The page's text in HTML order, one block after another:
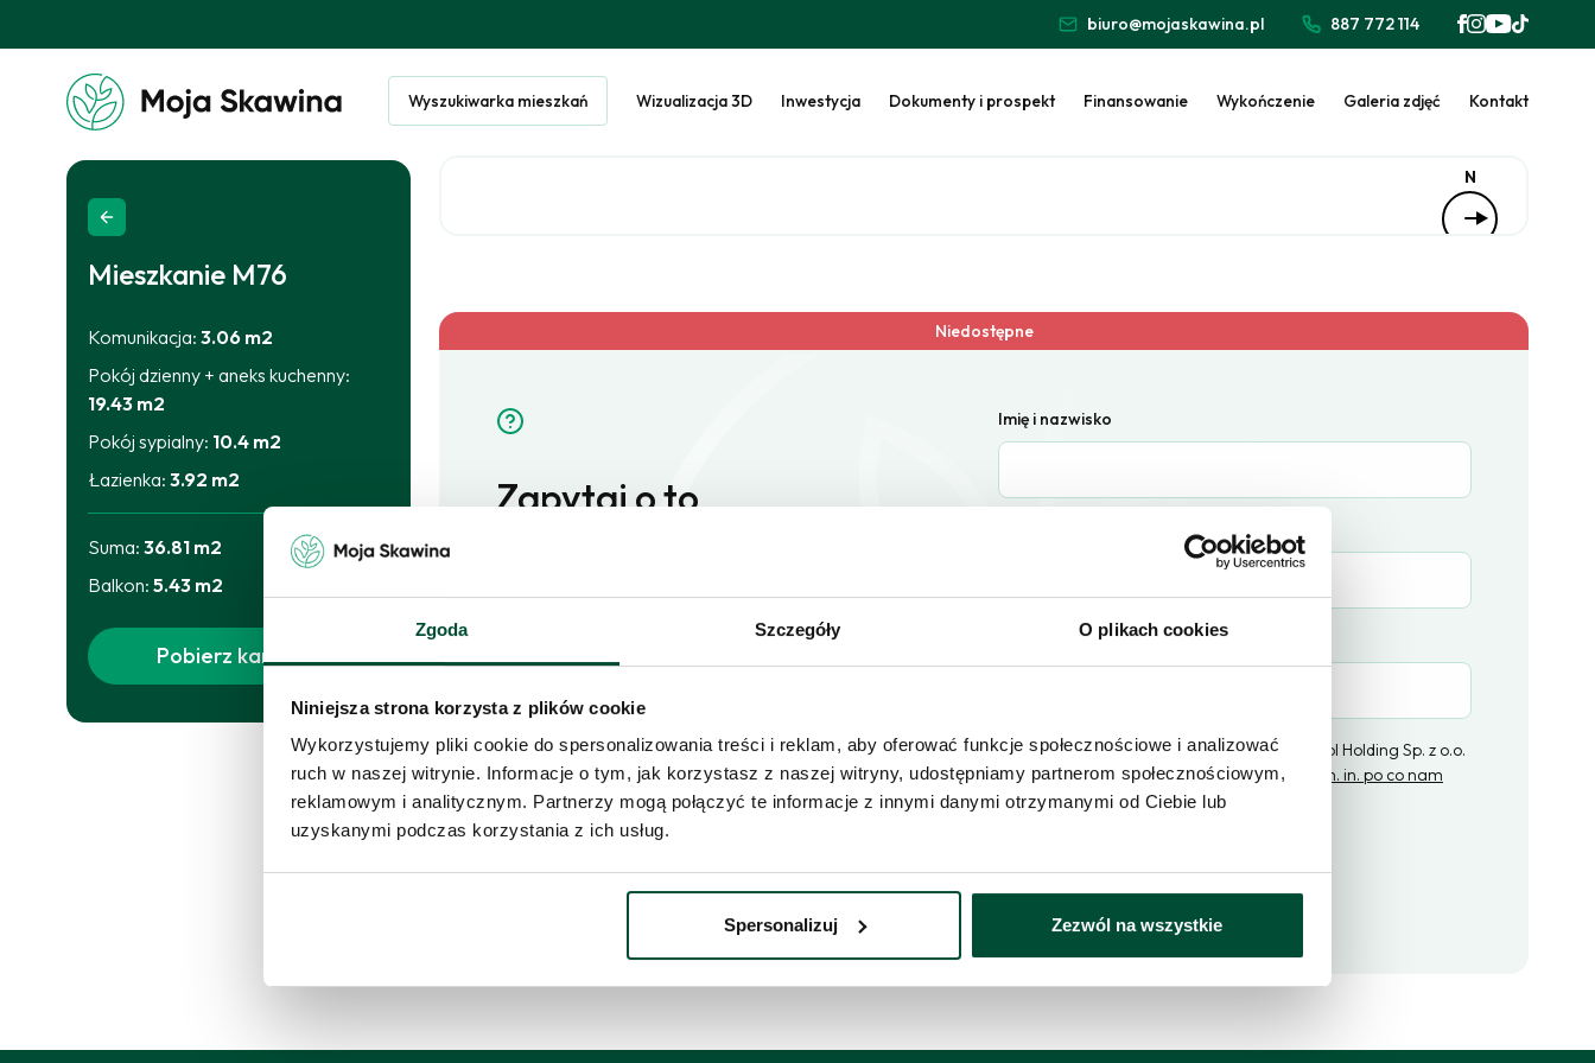
Zgoda Szczegóły O plikach cookies
Niniejsza strona korzysta z plików cookie
Wykorzystujemy pliki cookie do spersonalizowania treści i reklam, aby oferować funkcje społecznościowe i analizować
ruch w naszej witrynie. Informacje o tym, jak korzystasz z naszej witryny, udostępniamy partnerom społecznościowym,
reklamowym i analitycznym. Partnerzy mogą połączyć te informacje z innymi danymi otrzymanymi od Ciebie lub
uzyskanymi podczas korzystania z ich usług.
Spersonalizuj Zezwól na wszystkie
biuro@mojaskawina.pl 887 772 114
Wyszukiwarka mieszkań Wizualizacja 3D Inwestycja Dokumenty i prospekt Finansowanie Wykończenie Galeria zdjęć Kontakt
Mieszkanie M76
Komunikacja:3.06 m2
Pokój dzienny + aneks kuchenny:
19.43 m2
Pokój sypialny: 10.4 m2
Łazienka:3.92 m2
Suma:36.81 m2
Balkon:5.43 m2
Pobierz kartę
N
Niedostępne
Zapytaj o to
prośbę o kontakt w sprawie tego mieszkania.
Skontaktujemy się
Imię i nazwisko
Telefon (opcjonalne)
Administratorem danych osobowych jest Epol Holding Sp. z o.o.
z siedzibą w Łodzi, kliknij i dowiedz się więcej m. in. po co nam
Twoje dane i jakie masz prawa.